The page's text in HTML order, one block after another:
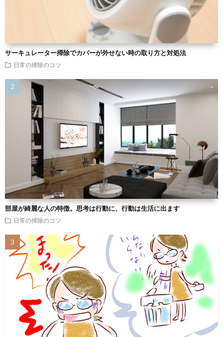
サーキュレーター掃除でカバーが外せない時の取り方と対処法
日常の掃除のコツ
部屋が綺麗な人の特徴。思考は行動に、行動は生活に出ます
日常の掃除のコツ